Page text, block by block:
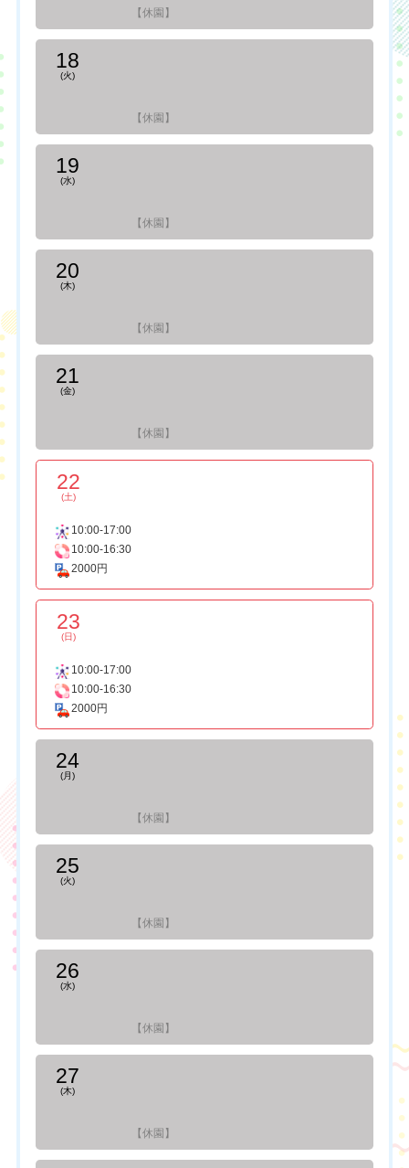
【休園】
18
(火)
【休園】
19
(水)
【休園】
20
(木)
【休園】
21
(金)
【休園】
22
(土)
10:00-17:00
10:00-16:30
2000円
23
(日)
10:00-17:00
10:00-16:30
2000円
24
(月)
【休園】
25
(火)
【休園】
26
(水)
【休園】
27
(木)
【休園】